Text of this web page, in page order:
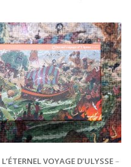
L’ÉTERNEL VOYAGE D’ULYSSE–